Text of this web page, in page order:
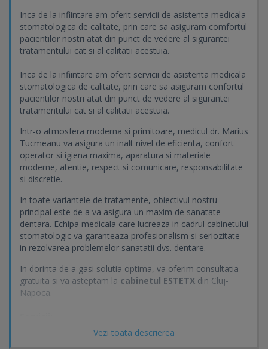
Vezi toata descrierea
Inca de la infiintare am oferit servicii de asistenta medicala
stomatologica de calitate, prin care sa asiguram comfortul
pacientilor nostri atat din punct de vedere al sigurantei
tratamentului cat si al calitatii acestuia.
Inca de la infiintare am oferit servicii de asistenta medicala
stomatologica de calitate, prin care sa asiguram confortul
pacientilor nostri atat din punct de vedere al sigurantei
tratamentului cat si al calitatii acestuia.
Intr-o atmosfera moderna si primitoare, medicul dr. Marius
Tucmeanu va asigura un inalt nivel de eficienta, confort
operator si igiena maxima, aparatura si materiale
moderne, atentie, respect si comunicare, responsabilitate
si discretie.
In toate variantele de tratamente, obiectivul nostru
principal este de a va asigura un maxim de sanatate
dentara. Echipa medicala care lucreaza in cadrul cabinetului
stomatologic va garanteaza profesionalism si seriozitate
in rezolvarea problemelor sanatatii dvs. dentare.
In dorinta de a gasi solutia optima, va oferim consultatia
gratuita si va asteptam la cabinetul ESTETX din Cluj-
Napoca.